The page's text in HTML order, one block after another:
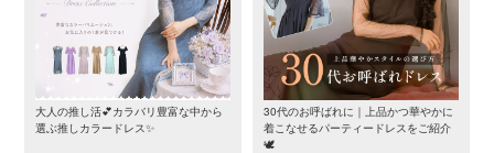
大人の推し活💕カラバリ豊富な中から
選ぶ推しカラードレス✨
30代のお呼ばれに｜上品かつ華やかに
着こなせるパーティードレスをご紹介
🕊️